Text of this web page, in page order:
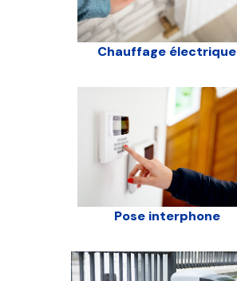
Chauffage électrique
Pose interphone